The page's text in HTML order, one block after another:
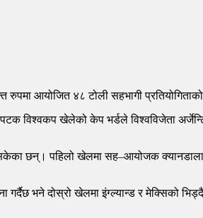
रुपमा आयोजित ४८ टोली सहभागी
विश्वकप खेलेको केप भर्डले विश्वविजेता
छन्। पहिलो खेलमा सह–आयोजक
भने दोस्रो खेलमा इंग्ल्यान्ड र मेक्सिको